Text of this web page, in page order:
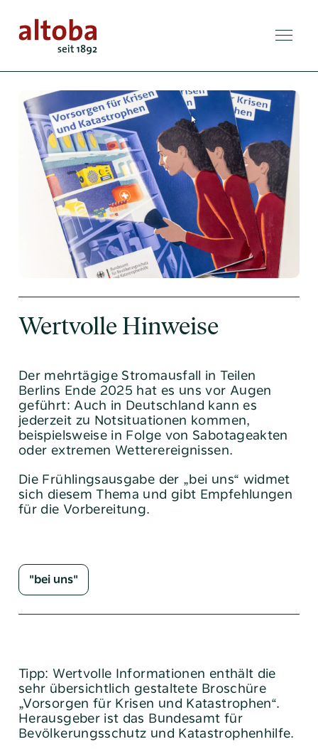
Tel:
040 / 38 90 10 – 0
E-Mail:
post@altoba.de
Wunschtermin vereinbaren
Wertvolle Hinweise
Der mehrtägige Stromausfall in Teilen
Berlins Ende 2025 hat es uns vor Augen
geführt: Auch in Deutschland kann es
jederzeit zu Notsituationen kommen,
beispielsweise in Folge von Sabotageakten
oder extremen Wetterereignissen.
Die Frühlingsausgabe der „bei uns“ widmet
sich diesem Thema und gibt Empfehlungen
für die Vorbereitung.
"bei uns"
Tipp: Wertvolle Informationen enthält die
sehr übersichtlich gestaltete Broschüre
„Vorsorgen für Krisen und Katastrophen“.
Herausgeber ist das Bundesamt für
Bevölkerungsschutz und Katastrophenhilfe.